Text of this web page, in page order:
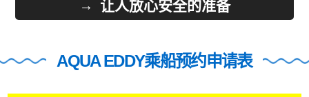
让人放心安全的准备
AQUA EDDY乘船预约申请表